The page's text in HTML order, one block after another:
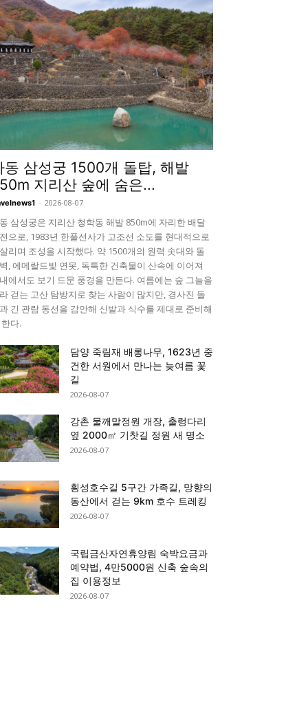
동 삼성궁 1500개 돌탑, 해발
지리산 숲에 숨은...
- 2026-08-07
삼성궁은 지리산 청학동 해발 850m에 자리한 배달
으로, 1983년 한풀선사가 고조선 소도를 현대적으로
리며 조성을 시작했다. 약 1500개의 원력 솟대와 돌
, 에메랄드빛 연못, 독특한 건축물이 산속에 이어져
에서도 보기 드문 풍경을 만든다. 여름에는 숲 그늘을
걷는 고산 탐방지로 찾는 사람이 많지만, 경사진 돌
긴 관람 동선을 감안해 신발과 식수를 제대로 준비해
다.
담양 죽림재 배롱나무, 1623년 중
건한 서원에서 만나는 늦여름 꽃
길
2026-08-07
강촌 물깨말정원 개장, 출렁다리
옆 2000㎡ 기찻길 정원 새 명소
2026-08-07
횡성호수길 5구간 가족길, 망향의
동산에서 걷는 9km 호수 트레킹
2026-08-07
국립금산자연휴양림 숙박요금과
예약법, 4만5000원 신축 숲속의
집 이용정보
2026-08-07